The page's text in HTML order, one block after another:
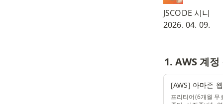
JSCODE 시니
2026. 04. 09.
1. AWS 계정
[AWS] 아마존
프리티어(6개월 무